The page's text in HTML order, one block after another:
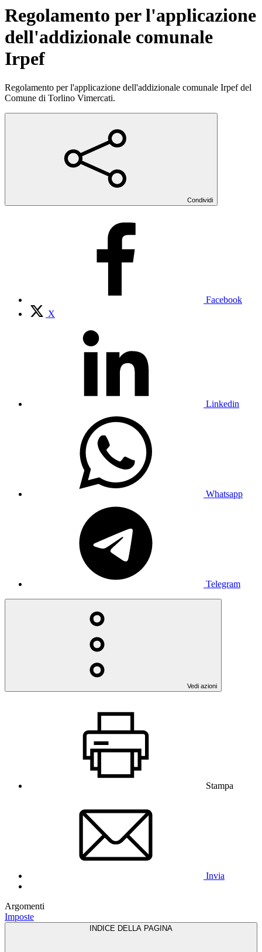
Regolamento per l'applicazione
dell'addizionale comunale
Irpef
Regolamento per l'applicazione dell'addizionale comunale Irpef del
Comune di Torlino Vimercati.
Condividi
Facebook
X
Linkedin
Whatsapp
Telegram
Vedi azioni
Stampa
Invia
Argomenti
Imposte
INDICE DELLA PAGINA